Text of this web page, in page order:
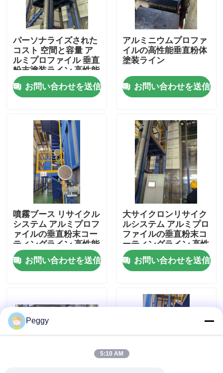
家
VRショー
私達について
工場旅行
品質管理
私達に連絡しなさい
引用を要求しなさい
VR
パーソナライズされた
コスト 空間と容量 ア
ルミプロファイル 垂直
粉末塗装ライン 高性能
お問い合わせを送信
アルミニウムプロファ
イルの高性能垂直粉体
塗装ライン
お問い合わせを送信
噴霧ブース リサイクル
システム アルミプロフ
ァイルの垂直粉末コー
ティングライン 高性能
お問い合わせを送信
大サイクロンリサイク
ルシステム アルミプロ
ファイルの垂直粉末コ
ーティングライン 高性
能
お問い合わせを送信
Peggy
5:10 AM